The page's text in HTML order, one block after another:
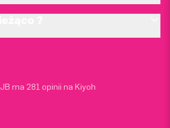
JB ma 281 opinii na Kiyoh